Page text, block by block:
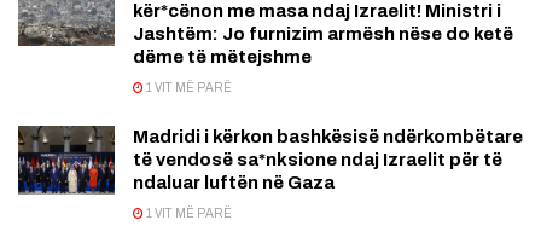
kër*cënon me masa ndaj Izraelit! Ministri i
Jashtëm: Jo furnizim armësh nëse do ketë
dëme të mëtejshme
1 VIT MË PARË
Madridi i kërkon bashkësisë ndërkombëtare
të vendosë sa*nksione ndaj Izraelit për të
ndaluar luftën në Gaza
1 VIT MË PARË